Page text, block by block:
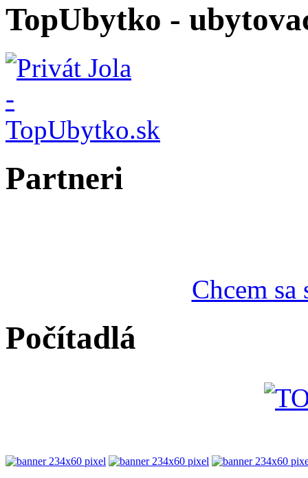
TopUbytko -
Partneri
Chcem
Počítadlá